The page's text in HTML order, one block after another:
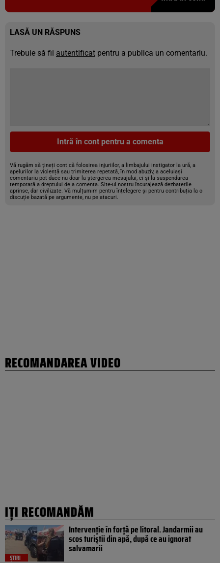
LASĂ UN RĂSPUNS
Trebuie să fii autentificat pentru a publica un comentariu.
Intră în cont pentru a comenta
Vă rugăm să țineți cont că folosirea injuriilor, a limbajului instigator la ură, a
apelurilor la violență sau trimiterea repetată, în mod abuziv, a aceluiași
comentariu pot duce nu doar la ștergerea mesajului, ci și la suspendarea
temporară a dreptului de a comenta. Site-ul nostru încurajează dezbaterile
aprinse, dar civilizate. Vă mulțumim pentru înțelegere și pentru contribuția la o
discuție bazată pe argumente, nu pe atacuri.
RECOMANDAREA VIDEO
IȚI RECOMANDĂM
ȘTIRI
Intervenție în forță pe litoral. Jandarmii au
scos turiștii din apă, după ce au ignorat
salvamarii